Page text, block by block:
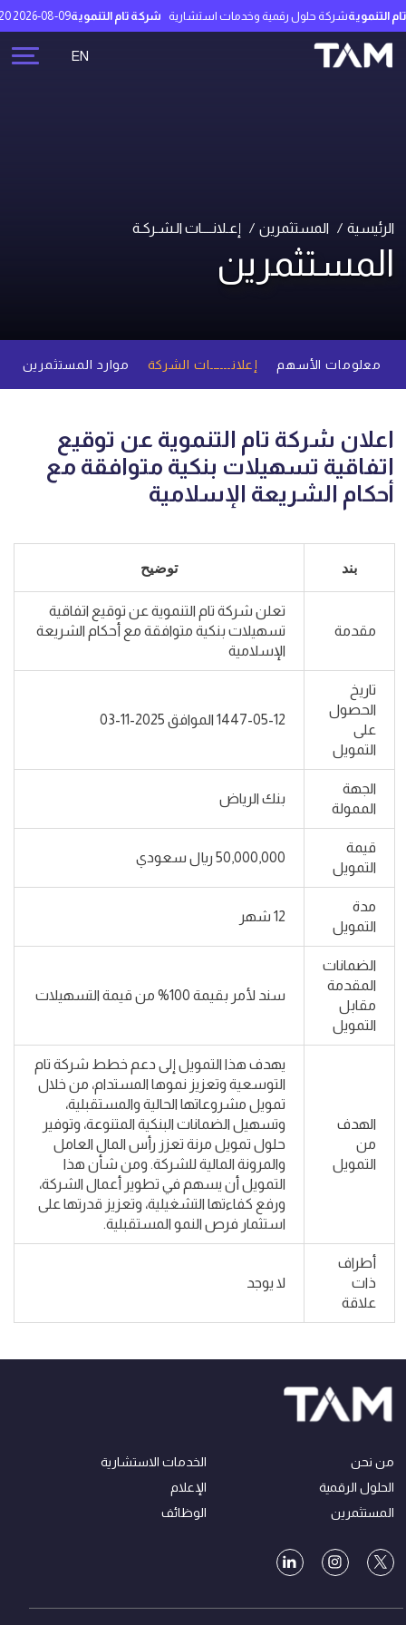
شركة حلول رقمية وخدمات استشارية شركة تام التنموية2026-08-09 17:07:20
EN
الرئيسية المستثمرين إعـلانــــات الـشـركـة
المستثمرين
معلومات الأسهم إعلانــــــات الشركة موارد المستثمرين
اعلان شركة تام التنموية عن توقيع
اتفاقية تسهيلات بنكية متوافقة مع
أحكام الشريعة الإسلامية
بند توضيح
مقدمة
تعلن شركة تام التنموية عن توقيع اتفاقية
تسهيلات بنكية متوافقة مع أحكام الشريعة
الإسلامية
تاريخ
الحصول
على
التمويل
1447-05-12 الموافق 2025-11-03
الجهة
الممولة
بنك الرياض
قيمة
التمويل
50,000,000 ريال سعودي
مدة
التمويل
12 شهر
الضمانات
المقدمة
مقابل
التمويل
سند لأمر بقيمة 100% من قيمة التسهيلات
الهدف
من
التمويل
يهدف هذا التمويل إلى دعم خطط شركة تام
التوسعية وتعزيز نموها المستدام، من خلال
تمويل مشروعاتها الحالية والمستقبلية،
وتسهيل الضمانات البنكية المتنوعة، وتوفير
حلول تمويل مرنة تعزز رأس المال العامل
والمرونة المالية للشركة. ومن شأن هذا
التمويل أن يسهم في تطوير أعمال الشركة،
ورفع كفاءتها التشغيلية، وتعزيز قدرتها على
استثمار فرص النمو المستقبلية.
أطراف
ذات
علاقة
لا يوجد
من نحن
الخدمات الاستشارية
الحلول الرقمية
الإعلام
المستثمرين
الوظائف